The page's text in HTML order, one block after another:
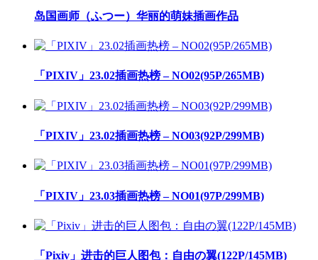
岛国画师（ふつー）华丽的萌妹插画作品
「PIXIV」23.02插画热榜 – NO02(95P/265MB)
「PIXIV」23.02插画热榜 – NO03(92P/299MB)
「PIXIV」23.03插画热榜 – NO01(97P/299MB)
「Pixiv」进击的巨人图包：自由の翼(122P/145MB)